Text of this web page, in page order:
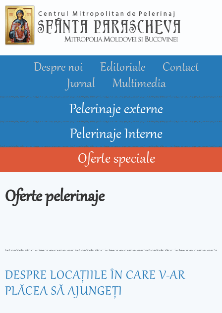
conţinutul
principal
Despre noi Editoriale
Contact
Jurnal
Multimedia
Pelerinaje externe
Pelerinaje Interne
Oferte speciale
Oferte pelerinaje
DESPRE LOCAŢIILE ÎN CARE V-AR
PLĂCEA SĂ AJUNGEŢI